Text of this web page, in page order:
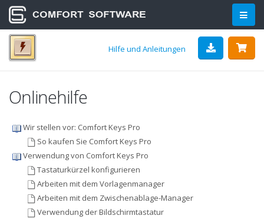
Hilfe und Anleitungen
Onlinehilfe
Wir stellen vor: Comfort Keys Pro
So kaufen Sie Comfort Keys Pro
Verwendung von Comfort Keys Pro
Tastaturkürzel konfigurieren
Arbeiten mit dem Vorlagenmanager
Arbeiten mit dem Zwischenablage-Manager
Verwendung der Bildschirmtastatur